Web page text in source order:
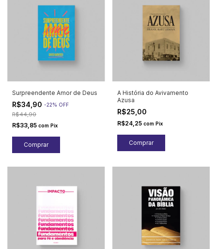
Surpreendente Amor de Deus
R$34,90 -22% OFF
R$44,90
R$33,85 com Pix
A História do Avivamento
Azusa
R$25,00
R$24,25 com Pix